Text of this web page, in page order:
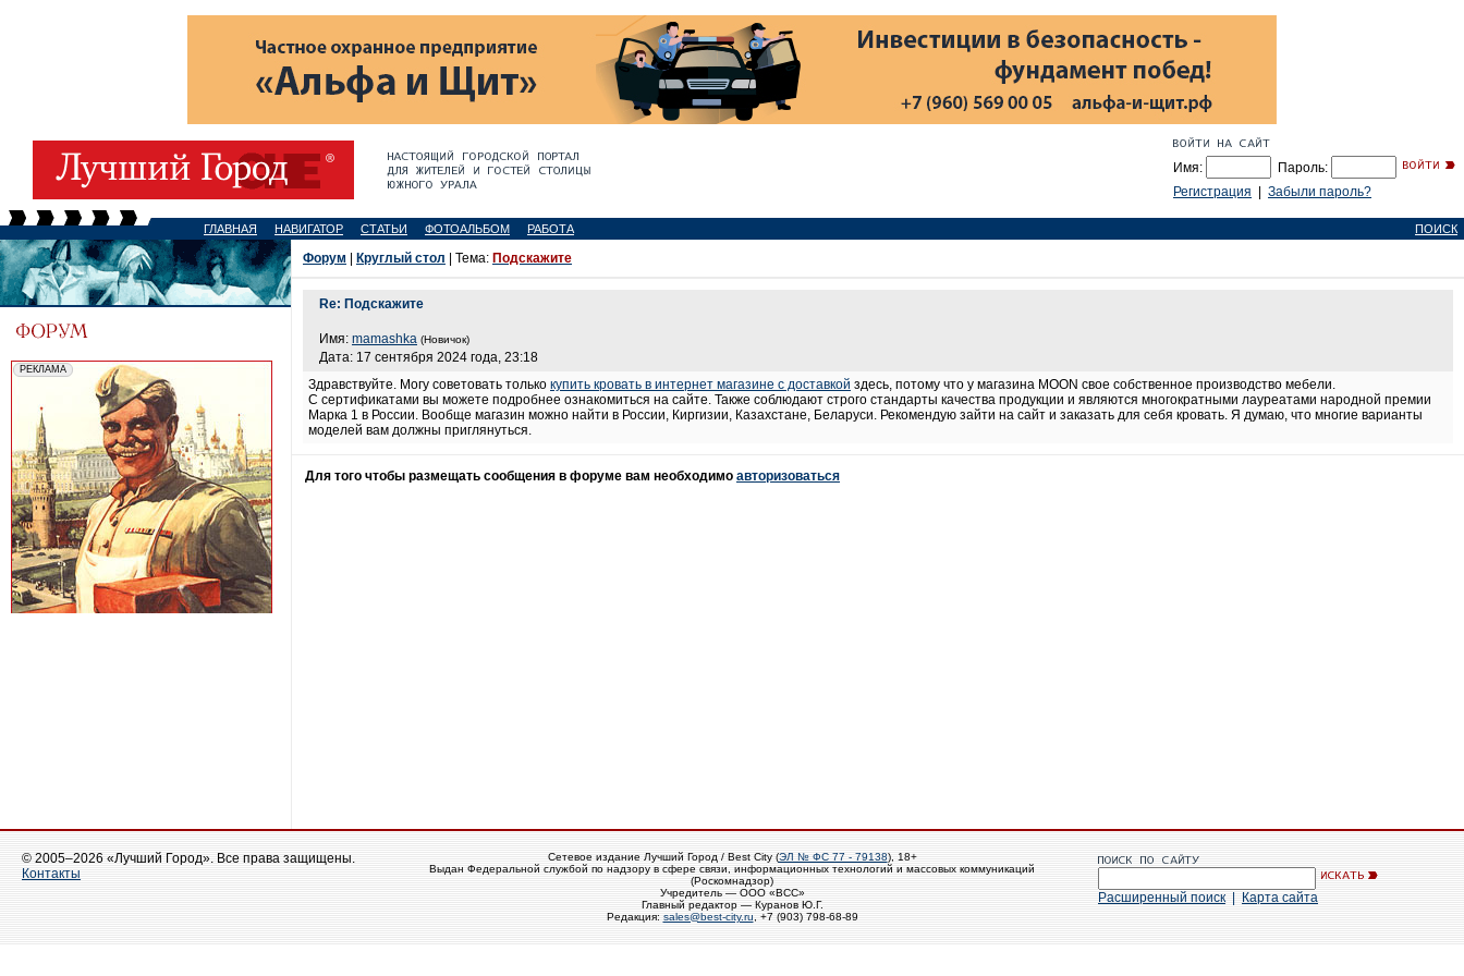
Имя:
Пароль:
Регистрация
Забыли пароль?
ГЛАВНАЯ НАВИГАТОР СТАТЬИ ФОТОАЛЬБОМ РАБОТА ПОИСК
Форум Круглый стол | Тема: Подскажите
Re: Подскажите
Имя: mamashka (Новичок)
Дата: 17 сентября 2024 года, 23:18
Здравствуйте. Могу советовать только купить кровать в интернет магазине с доставкой здесь, потому что у магазина MOON свое собственное производство мебели.
С сертификатами вы можете подробнее ознакомиться на сайте. Также соблюдают строго стандарты качества продукции и являются многократными лауреатами народной премии
Марка 1 в России. Вообще магазин можно найти в России, Киргизии, Казахстане, Беларуси. Рекомендую зайти на сайт и заказать для себя кровать. Я думаю, что многие варианты
моделей вам должны приглянуться.
Для того чтобы размещать сообщения в форуме вам необходимо авторизоваться
© 2005–2026 «Лучший Город». Все права защищены.
Контакты
Сетевое издание Лучший Город / Best City (ЭЛ № ФС 77 - 79138), 18+
Выдан Федеральной службой по надзору в сфере связи, информационных технологий и массовых коммуникаций
(Роскомнадзор)
Учредитель — ООО «ВСС»
Главный редактор — Куранов Ю.Г.
Редакция: sales@best-city.ru , +7 (903) 798-68-89
Расширенный поиск Карта сайта